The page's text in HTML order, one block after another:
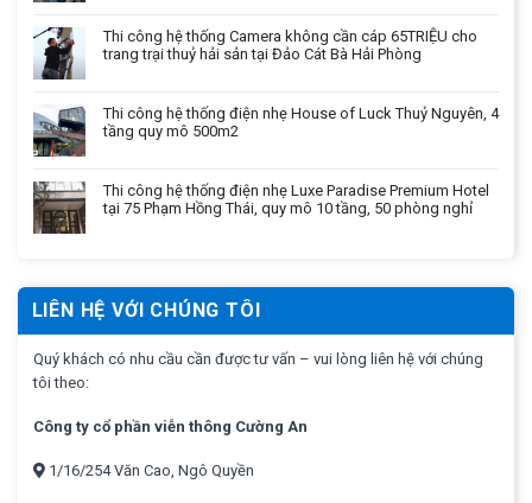
Thi công hệ thống Camera không cần cáp 65TRIỆU cho
trang trại thuỷ hải sản tại Đảo Cát Bà Hải Phòng
Thi công hệ thống điện nhẹ House of Luck Thuỷ Nguyên, 4
tầng quy mô 500m2
Thi công hệ thống điện nhẹ Luxe Paradise Premium Hotel
tại 75 Phạm Hồng Thái, quy mô 10 tầng, 50 phòng nghỉ
LIÊN HỆ VỚI CHÚNG TÔI
Quý khách có nhu cầu cần được tư vấn – vui lòng liên hệ với chúng
tôi theo:
Công ty cổ phần viễn thông Cường An
1/16/254 Văn Cao, Ngô Quyền